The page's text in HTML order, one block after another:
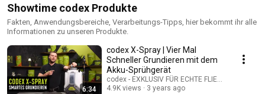
Showtime codex Produkte
Fakten, Anwendungsbereiche, Verarbeitungs-Tipps, hier bekommt ihr alle
Informationen zu unseren Produkte.
6:34
codex X-Spray | Vier Mal
Schneller Grundieren mit dem
Akku-Sprühgerät
codex - EXKLUSIV FÜR ECHTE FLIESENLEGER
4.9K views
3 years ago